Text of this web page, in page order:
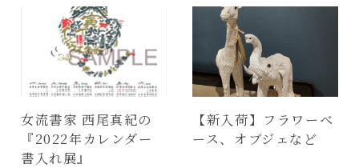
女流書家 西尾真紀の
『2022年カレンダー
書入れ展』
【新入荷】フラワーベ
ース、オブジェなど